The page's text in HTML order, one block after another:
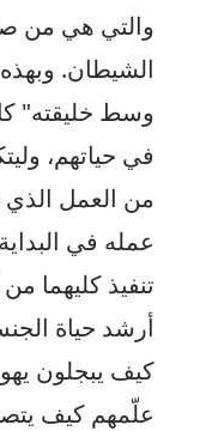
والتي هي من
الشيطان.
وسط خليقته"
في حياتهم،
من العمل الذي
عمله في
تنفيذ كليهما
أرشد حياة
كيف يبجلون
علّمهم كيف